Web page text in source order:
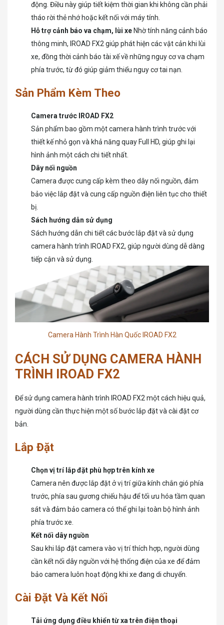
động. Điều này giúp tiết kiệm thời gian khi không cần phải
tháo rời thẻ nhớ hoặc kết nối với máy tính.
Hỗ trợ cảnh báo va chạm, lùi xe Nhờ tính năng cảnh báo
thông minh, IROAD FX2 giúp phát hiện các vật cản khi lùi
xe, đồng thời cảnh báo tài xế về những nguy cơ va chạm
phía trước, từ đó giúp giảm thiểu nguy cơ tai nạn.
Sản Phẩm Kèm Theo
Camera trước IROAD FX2
Sản phẩm bao gồm một camera hành trình trước với
thiết kế nhỏ gọn và khả năng quay Full HD, giúp ghi lại
hình ảnh một cách chi tiết nhất.
Dây nối nguồn
Camera được cung cấp kèm theo dây nối nguồn, đảm
bảo việc lắp đặt và cung cấp nguồn điện liên tục cho thiết
bị.
Sách hướng dẫn sử dụng
Sách hướng dẫn chi tiết các bước lắp đặt và sử dụng
camera hành trình IROAD FX2, giúp người dùng dễ dàng
tiếp cận và sử dụng.
Camera Hành Trình Hàn Quốc IROAD FX2
CÁCH SỬ DỤNG CAMERA HÀNH
TRÌNH IROAD FX2
Để sử dụng camera hành trình IROAD FX2 một cách hiệu quả,
người dùng cần thực hiện một số bước lắp đặt và cài đặt cơ
bản.
Lắp Đặt
Chọn vị trí lắp đặt phù hợp trên kính xe
Camera nên được lắp đặt ở vị trí giữa kính chắn gió phía
trước, phía sau gương chiếu hậu để tối ưu hóa tầm quan
sát và đảm bảo camera có thể ghi lại toàn bộ hình ảnh
phía trước xe.
Kết nối dây nguồn
Sau khi lắp đặt camera vào vị trí thích hợp, người dùng
cần kết nối dây nguồn với hệ thống điện của xe để đảm
bảo camera luôn hoạt động khi xe đang di chuyển.
Cài Đặt Và Kết Nối
Tải ứng dụng điều khiển từ xa trên điện thoại